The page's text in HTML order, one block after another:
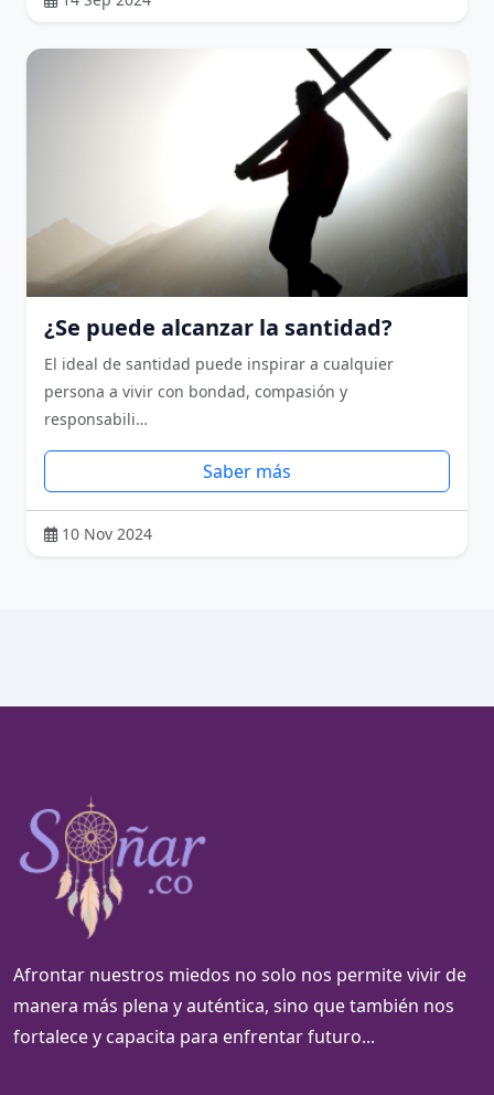
¿Se puede alcanzar la santidad?
El ideal de santidad puede inspirar a cualquier
persona a vivir con bondad, compasión y
responsabili…
Saber más
10 Nov 2024
Afrontar nuestros miedos no solo nos permite vivir de
manera más plena y auténtica, sino que también nos
fortalece y capacita para enfrentar futuro...